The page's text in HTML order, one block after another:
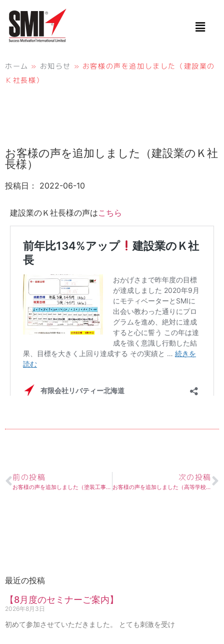
ホーム » お知らせ » お客様の声を追加しました（建設業の
Ｋ社長様）
お客様の声を追加しました（建設業のＫ社
長様）
投稿日： 2022-06-10
建設業のＫ社長様の声はこちら
前の投稿
お客様の声を追加しました（塗装工事会社経営者様）
次の投稿
お客様の声を追加しました（高等学校バレーボール部監督W様）
最近の投稿
【8月度のセミナーご案内】
2026年8月3日
初めて参加させていただきました。 とても刺激を受け